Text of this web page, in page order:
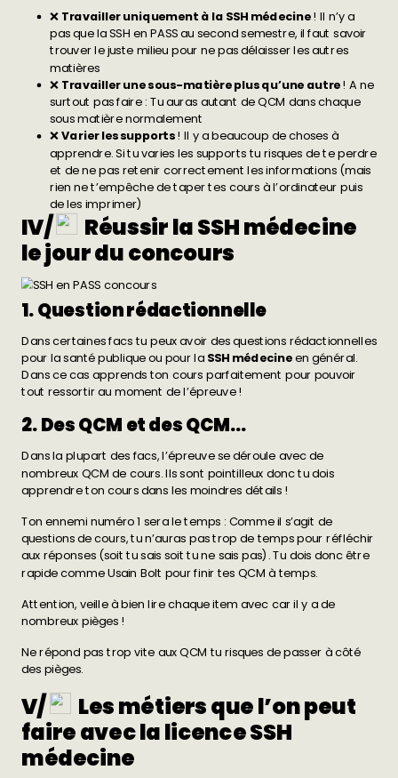
❌ Travailler uniquement à la SSH médecine! Il n’y a
pas que la SSH en PASS au second semestre, il faut savoir
trouver le juste milieu pour ne pas délaisser les autres
matières
❌ Travailler une sous-matière plus qu’une autre! A ne
surtout pas faire : Tu auras autant de QCM dans chaque
sous matière normalement
❌Varier les supports! Il y a beaucoup de choses à
apprendre. Si tu varies les supports tu risques de te perdre
et de ne pas retenir correctement les informations (mais
rien ne t’empêche de taper tes cours à l’ordinateur puis
de les imprimer)
IV/ Réussir la SSH médecine
le jour du concours
1. Question rédactionnelle
Dans certaines facs tu peux avoir des questions rédactionnelles
pour la santé publique ou pour la SSH médecineen général.
Dans ce cas apprends ton cours parfaitement pour pouvoir
tout ressortir au moment de l’épreuve !
2. Des QCM et des QCM…
Dans la plupart des facs, l’épreuve se déroule avec de
nombreux QCM de cours. Ils sont pointilleux donc tu dois
apprendre ton cours dans les moindres détails !
Ton ennemi numéro 1 sera le temps : Comme il s’agit de
questions de cours, tu n’auras pas trop de temps pour réfléchir
aux réponses (soit tu sais soit tu ne sais pas). Tu dois donc être
rapide comme Usain Bolt pour finir tes QCM à temps.
Attention, veille à bien lire chaque item avec car il y a de
nombreux pièges !
Ne répond pas trop vite aux QCM tu risques de passer à côté
des pièges.
V/
Les métiers que l’on peut
faire avec la licence SSH
médecine